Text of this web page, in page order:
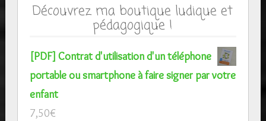
Découvrez ma boutique ludique et
pédagogique !
[PDF] Contrat d'utilisation d'un téléphone
portable ou smartphone à faire signer par votre
enfant
7,50€